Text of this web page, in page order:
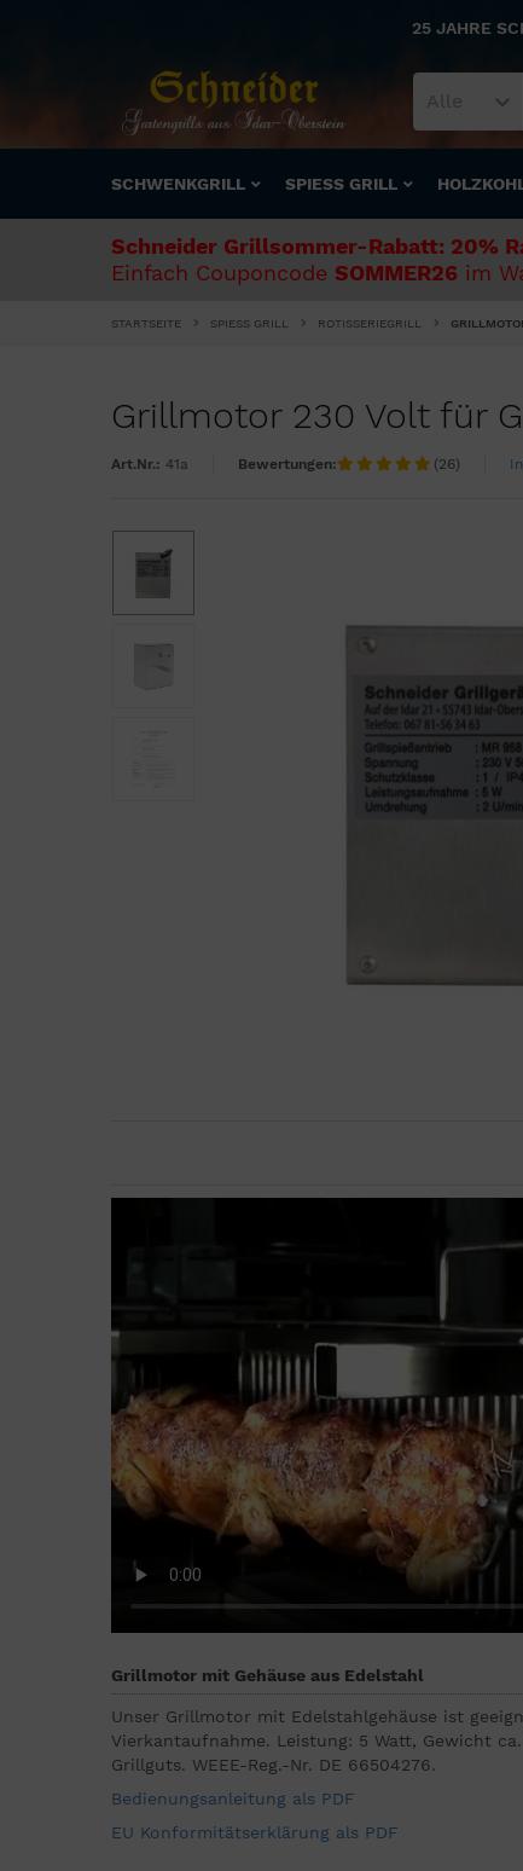
25 JAHRE
Alle
SCHWENKGRILL SPIESS GRILL
Schneider Grillsommer-Rabatt: 20%
Einfach Couponcode SOMMER26 im
STARTSEITE SPIESS GRILL ROTISSERIEGRILL
Grillmotor 230 Volt für
Art.Nr.: 41a Bewertungen: (26)
Grillmotor mit Gehäuse aus Edelstahl
Unser Grillmotor mit Edelstahlgehäuse ist
Vierkantaufnahme. Leistung: 5 Watt, Gewicht
Grillguts. WEEE-Reg.-Nr. DE 66504276.
Bedienungsanleitung als PDF
EU Konformitätserklärung als PDF